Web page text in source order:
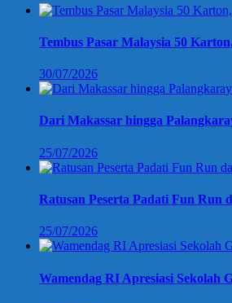
Tembus Pasar Malaysia 50
30/07/2026
Dari Makassar hingga
25/07/2026
Ratusan Peserta Padati Fun Run
25/07/2026
Wamendag RI Apresiasi